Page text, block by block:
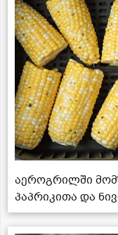
აეროგრილში
პაპრიკითა და